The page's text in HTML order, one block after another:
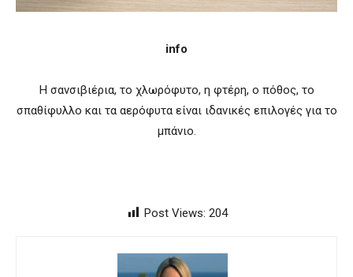
info
Η σανσιβιέρια, το χλωρόφυτο, η φτέρη, ο πόθος, το
σπαθίφυλλο και τα αερόφυτα είναι ιδανικές επιλογές για το
μπάνιο.
Post Views: 204